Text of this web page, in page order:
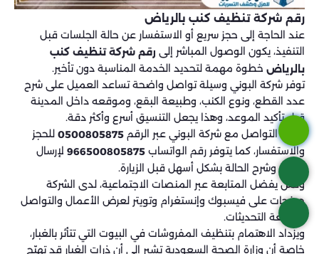
رقم شركة تنظيف كنب بالرياض
عند الحاجة إلى حجز سريع أو الاستفسار عن حالة الجلسات قبل
التنفيذ، يكون الوصول المباشر إلى رقم شركة تنظيف كنب
بالرياض خطوة مهمة لتحديد الخدمة المناسبة دون تأخير.
توفر شركة البوني وسيلة تواصل واضحة تساعد العميل على شرح
عدد القطع، ونوع الكنب، وطبيعة البقع، وموقعه داخل المدينة
قبل تأكيد الموعد، وهذا يجعل التنسيق أسرع وأكثر دقة.
يمكن التواصل مع شركة البوني عبر الرقم 0500805875 للحجز
والاستفسار، كما يتوفر رقم الواتساب 966500805875 لإرسال
الصور وشرح الحالة بشكل أسهل قبل الزيارة.
ولمن يفضل المتابعة عبر المنصات الاجتماعية، لدى الشركة
صفحات على فيسبوك وإنستغرام وتويتر لعرض الأعمال والتواصل
ومتابعة التحديثات.
ويزداد الاهتمام بتنظيف المفروشات في البيوت التي تتأثر بالغبار،
خاصة أن وزارة الصحة السعودية تشير إلى أن ذرات الغبار قد تهيّج